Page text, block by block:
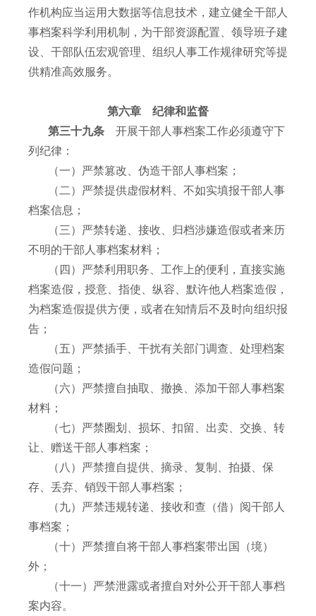
作机构应当运用大数据等信息技术，建立健全干部人
事档案科学利用机制，为干部资源配置、领导班子建
设、干部队伍宏观管理、组织人事工作规律研究等提
供精准高效服务。
第六章 纪律和监督
第三十九条 开展干部人事档案工作必须遵守下
列纪律：
（一）严禁篡改、伪造干部人事档案；
（二）严禁提供虚假材料、不如实填报干部人事
档案信息；
（三）严禁转递、接收、归档涉嫌造假或者来历
不明的干部人事档案材料；
（四）严禁利用职务、工作上的便利，直接实施
档案造假，授意、指使、纵容、默许他人档案造假，
为档案造假提供方便，或者在知情后不及时向组织报
告；
（五）严禁插手、干扰有关部门调查、处理档案
造假问题；
（六）严禁擅自抽取、撤换、添加干部人事档案
材料；
（七）严禁圈划、损坏、扣留、出卖、交换、转
让、赠送干部人事档案；
（八）严禁擅自提供、摘录、复制、拍摄、保
存、丢弃、销毁干部人事档案；
（九）严禁违规转递、接收和查（借）阅干部人
事档案；
（十）严禁擅自将干部人事档案带出国（境）
外；
（十一）严禁泄露或者擅自对外公开干部人事档
案内容。